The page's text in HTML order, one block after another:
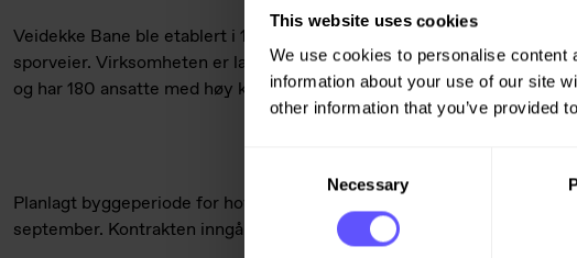
This website uses cookies
We use cookies to personalise
information about your use of our site
other information that you’ve provided
Necessary
Veidekke Bane ble etablert i 1999 og utfører fornyelse og vedlikehold
sporveier. Virksomheten er landsdekkende, omsetter for om lag 600
og har 180 ansatte med høy kompetanse i alle jernbanetekniske fag.
Planlagt byggeperiode for hoveddelen av arbeidene vil være fra tidlig i
september. Kontrakten inngår i Veidekkes ordreserve for første kvartal